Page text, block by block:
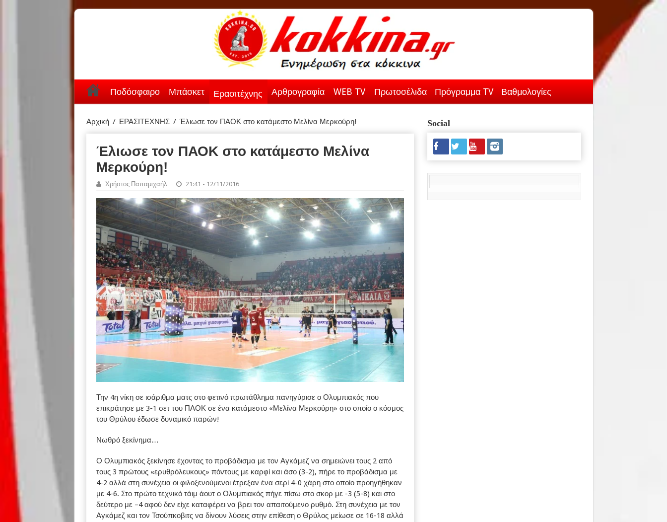
Ποδόσφαιρο Μπάσκετ Ερασιτέχνης Αρθρογραφία WEB TV Πρωτοσέλιδα Πρόγραμμα TV Βαθμολογίες
Αρχική / ΕΡΑΣΙΤΕΧΝΗΣ / Έλιωσε τον ΠΑΟΚ στο κατάμεστο Μελίνα Μερκούρη!
Έλιωσε τον ΠΑΟΚ στο κατάμεστο Μελίνα
Μερκούρη!
Χρήστος Παπαμιχαήλ 21:41 - 12/11/2016
Την 4η νίκη σε ισάριθμα ματς στο φετινό πρωτάθλημα πανηγύρισε ο Ολυμπιακός που
επικράτησε με 3-1 σετ του ΠΑΟΚ σε ένα κατάμεστο «Μελίνα Μερκούρη» στο οποίο ο κόσμος
του Θρύλου έδωσε δυναμικό παρών!
Νωθρό ξεκίνημα…
Ο Ολυμπιακός ξεκίνησε έχοντας το προβάδισμα με τον Αγκάμεζ να σημειώνει τους 2 από
τους 3 πρώτους «ερυθρόλευκους» πόντους με καρφί και άσο (3-2), πήρε το προβάδισμα με
4-2 αλλά στη συνέχεια οι φιλοξενούμενοι έτρεξαν ένα σερί 4-0 χάρη στο οποίο προηγήθηκαν
με 4-6. Στο πρώτο τεχνικό τάιμ άουτ ο Ολυμπιακός πήγε πίσω στο σκορ με -3 (5-8) και στο
δεύτερο με –4 αφού δεν είχε καταφέρει να βρει τον απαιτούμενο ρυθμό. Στη συνέχεια με τον
Αγκάμεζ και τον Τσούπκοβιτς να δίνουν λύσεις στην επίθεση ο Θρύλος μείωσε σε 16-18 αλλά
Social